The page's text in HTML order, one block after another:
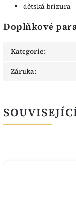
dětská brizura
Doplňkové
Kategorie:
Záruka: